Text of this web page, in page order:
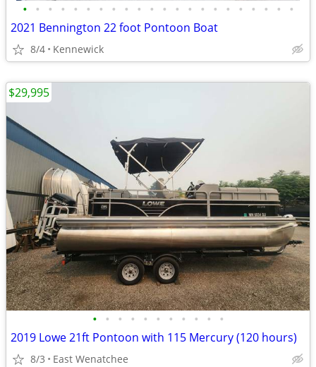
• • • • • • • • • • • • • • • • • • • • • •
2021 Bennington 22 foot Pontoon Boat
8/4 Kennewick
• • • • • • • • • • •
2019 Lowe 21ft Pontoon with 115 Mercury (120 hours)
8/3 East Wenatchee
$29,995